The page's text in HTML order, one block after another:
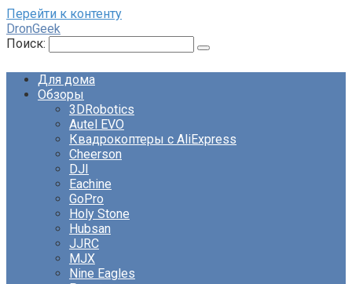
Перейти к контенту
DronGeek
Поиск:
Для дома
Обзоры
3DRobotics
Autel EVO
Квадрокоптеры с AliExpress
Cheerson
DJI
Eachine
GoPro
Holy Stone
Hubsan
JJRC
MJX
Nine Eagles